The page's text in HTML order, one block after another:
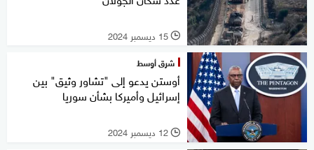
l 15 ديسمبر 2024
شرق أوسط
أوستن يدعو إلى "تشاور وثيق" بين
إسرائيل وأميركا بشأن سوريا
l 12 ديسمبر 2024